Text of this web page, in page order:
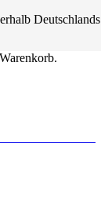
Deutschlands